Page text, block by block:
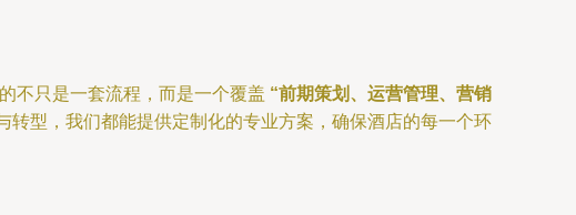
不只是一套流程，而是一个覆盖 “前期策划、运营管理、营销
型，我们都能提供定制化的专业方案，确保酒店的每一个环